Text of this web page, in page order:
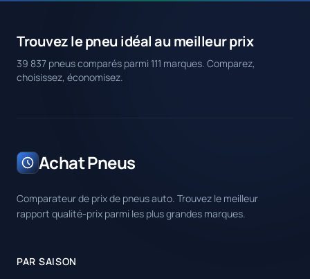
Trouvez le pneu idéal au meilleur prix
39 837 pneus comparés parmi 111 marques. Comparez,
choisissez, économisez.
Achat Pneus
Comparateur de prix de pneus auto. Trouvez le meilleur
rapport qualité-prix parmi les plus grandes marques.
PAR SAISON